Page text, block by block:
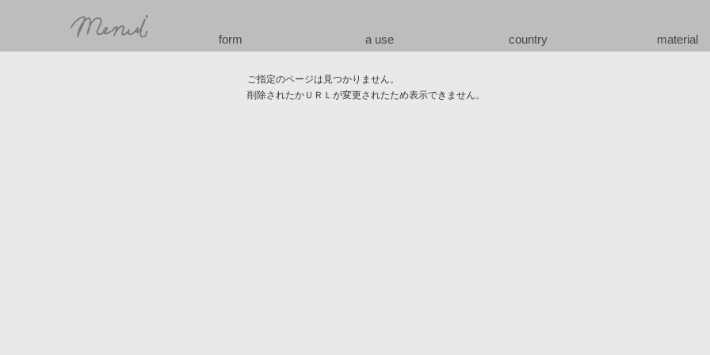
form a use country material
ご指定のページは見つかりません。
削除されたかＵＲＬが変更されたため表示できません。